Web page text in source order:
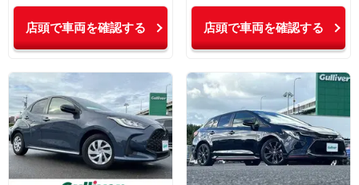
店頭で車両を確認する 店頭で車両を確認する